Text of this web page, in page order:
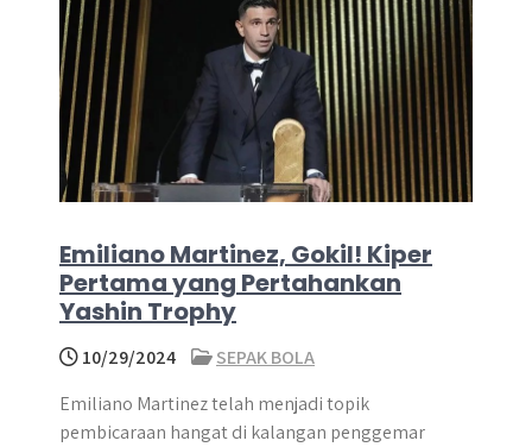
Emiliano Martinez, Gokil! Kiper
Pertama yang Pertahankan
Yashin Trophy
10/29/2024
SEPAK BOLA
Emiliano Martinez telah menjadi topik
pembicaraan hangat di kalangan penggemar